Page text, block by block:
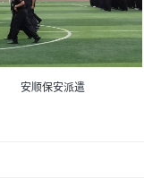
安顺保安派遣